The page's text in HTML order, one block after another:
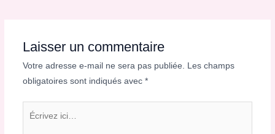
Laisser un commentaire
Votre adresse e-mail ne sera pas publiée. Les champs
obligatoires sont indiqués avec *